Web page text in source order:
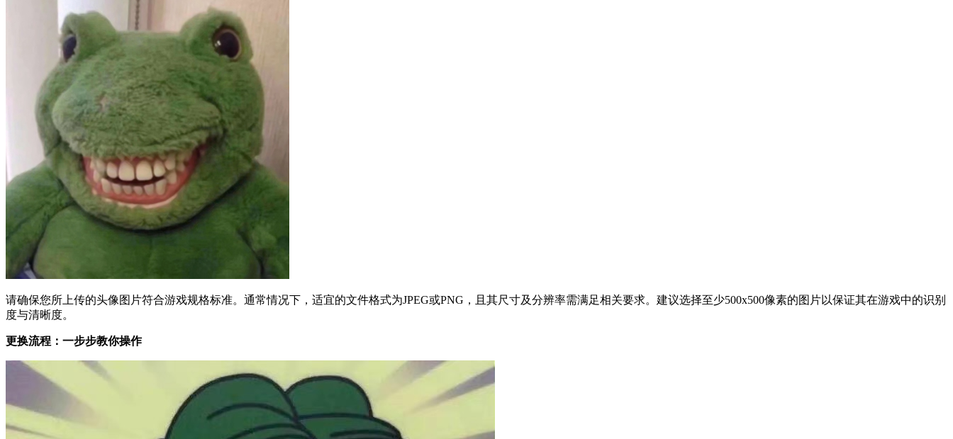
请确保您所上传的头像图片符合游戏规格标准。通常情况下，适宜的文件格式为JPEG或PNG，且其尺寸及分辨率需满足相关要求。建议选择至少500x500像素的图片以保证其在游戏中的识别
度与清晰度。
更换流程：一步步教你操作